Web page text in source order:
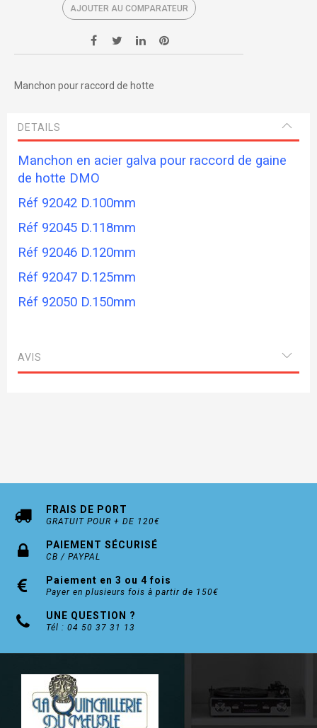
AJOUTER AU COMPARATEUR
Manchon pour raccord de hotte
DETAILS
Manchon en acier galva pour raccord de gaine
de hotte DMO
Réf 92042 D.100mm
Réf 92045 D.118mm
Réf 92046 D.120mm
Réf 92047 D.125mm
Réf 92050 D.150mm
AVIS
FRAIS DE PORT
GRATUIT POUR + DE 120€
PAIEMENT SÉCURISÉ
CB / PAYPAL
Paiement en 3 ou 4 fois
Payer en plusieurs fois à partir de 150€
UNE QUESTION ?
Tél : 04 50 37 31 13